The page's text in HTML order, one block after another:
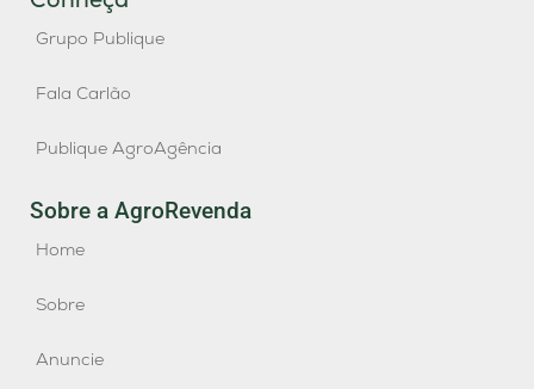
Grupo Publique
Fala Carlão
Publique AgroAgência
Sobre a AgroRevenda
Home
Sobre
Anuncie